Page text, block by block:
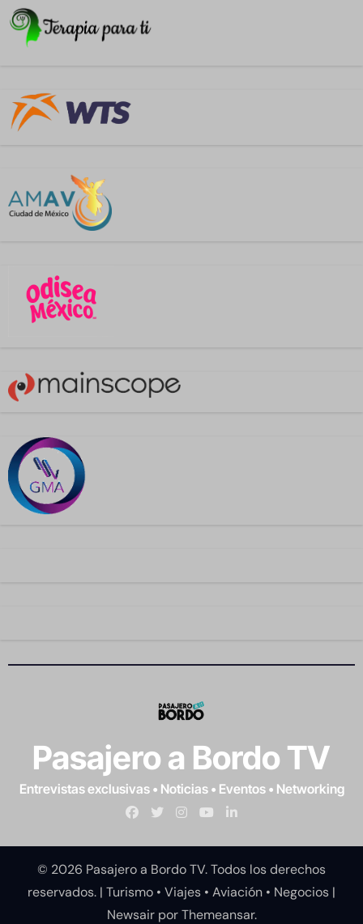
Pasajero a Bordo TV
Entrevistas exclusivas • Noticias • Eventos • Networking
© 2026 Pasajero a Bordo TV. Todos los derechos
reservados. | Turismo • Viajes • Aviación • Negocios |
NewsairporThemeansar.